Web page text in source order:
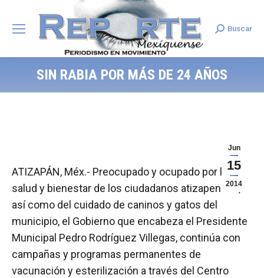
Search:
Buscar
SIN RABIA POR MÁS DE 24 AÑOS
Jun
15
2014
ATIZAPÁN, Méx.- Preocupado y ocupado por la
salud y bienestar de los ciudadanos atizapenses,
así como del cuidado de caninos y gatos del
municipio, el Gobierno que encabeza el Presidente
Municipal Pedro Rodríguez Villegas, continúa con
campañas y programas permanentes de
vacunación y esterilización a través del Centro